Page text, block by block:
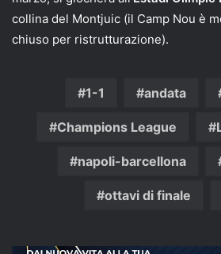
collina del Montjuic (il Camp Nou è
chiuso per ristrutturazione).
1-1 andata
Champions League
napoli-barcellona
ottavi di finale